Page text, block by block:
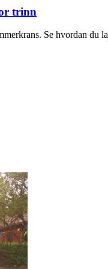
trinn
Se hvordan du